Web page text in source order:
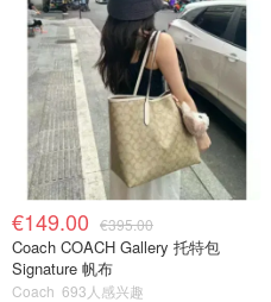
€149.00 €395.00
Coach COACH Gallery 托特包
Signature 帆布
Coach 693人感兴趣